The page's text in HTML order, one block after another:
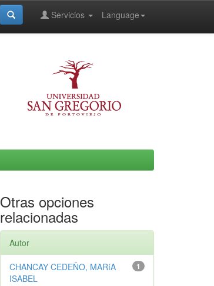
Language
Servicios
Otras opciones
relacionadas
Autor
1
CHANCAY CEDEÑO, MARíA
ISABEL